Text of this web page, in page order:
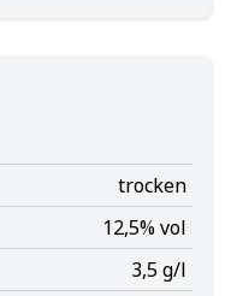
trocken
12,5% vol
3,5 g/l